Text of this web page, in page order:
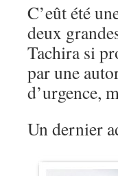
C’eût été
deux
Tachira si
par une
d’urgence,
Un dernier